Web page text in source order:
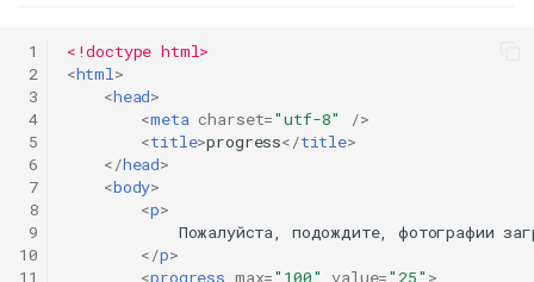
1
2
3
4
5
6
7
8
9
10
11
<!doctype html>
<html>
<head>
<meta charset="utf-8"
/>
<title>progress</title>
</head>
<body>
<p>
Пожалуйста, подождите, фотографии
</p>
<progress max="100" value="25" >